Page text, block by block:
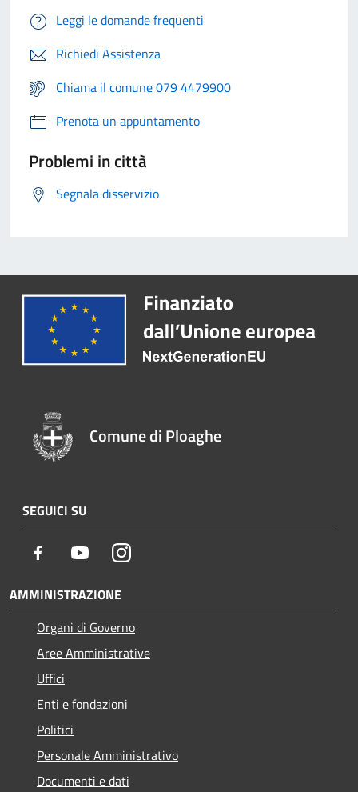
Leggi le domande frequenti
Richiedi Assistenza
Chiama il comune 079 4479900
Prenota un appuntamento
Problemi in città
Segnala disservizio
Comune di Ploaghe
SEGUICI SU
Facebook YoutubeInstagram
AMMINISTRAZIONE
Organi di Governo
Aree Amministrative
Uffici
Enti e fondazioni
Politici
Personale Amministrativo
Documenti e dati